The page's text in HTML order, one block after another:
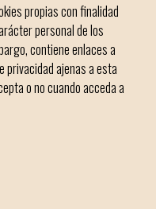
P0703300D
propias con finalidad
personal de los
contiene enlaces a
ajenas a esta
o no cuando acceda a